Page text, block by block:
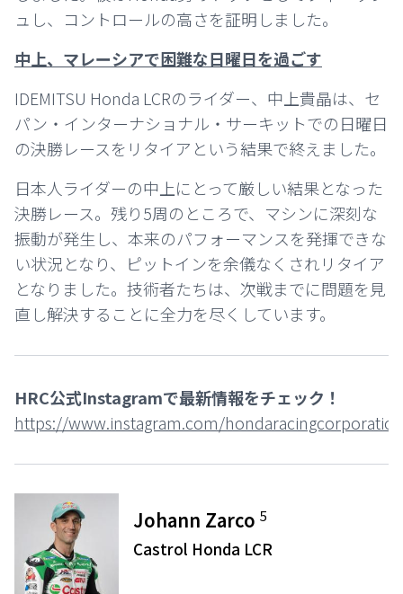
ュし、コントロールの高さを証明しました。
中上、マレーシアで困難な日曜日を過ごす
IDEMITSU Honda LCRのライダー、中上貴晶は、セ
パン・インターナショナル・サーキットでの日曜日
の決勝レースをリタイアという結果で終えました。
日本人ライダーの中上にとって厳しい結果となった
決勝レース。残り5周のところで、マシンに深刻な
振動が発生し、本来のパフォーマンスを発揮できな
い状況となり、ピットインを余儀なくされリタイア
となりました。技術者たちは、次戦までに問題を見
直し解決することに全力を尽くしています。
HRC公式Instagramで最新情報をチェック！
https://www.instagram.com/
Johann Zarco5
Castrol Honda LCR